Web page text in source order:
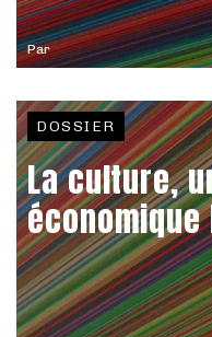
Par
DOSSIER
La culture,